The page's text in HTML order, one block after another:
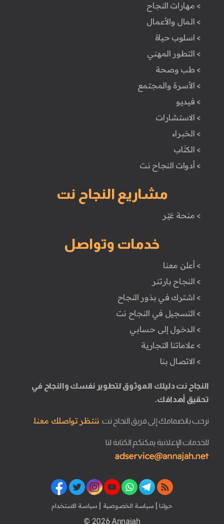
> مهارات النجاح
> المال والأعمال
> اسلوب حياة
> التطور المهني
> طب وصحة
> الأسرة والمجتمع
> فيديو
> الاستشارات
> الخبراء
> الكتَاب
> أدوات النجاح نت
مشاريع النجاح نت
> منحة غيّر
خدمات وتواصل
> أعلن معنا
> النجاح بارتنر
> اشترك في بذور النجاح
> التسجيل في النجاح نت
> الدخول إلى حسابي
> علاماتنا التجارية
> الاتصال بنا
النجاح نت دليلك الموثوق لتطوير نفسك والنجاح في
تحقيق أهدافك.
نرحب بانضمامك إلى فريق النجاح نت. ننتظر تواصلك معنا.
للخدمات الإعلانية يمكنكم الكتابة لنا
حولنا | سياسة الخصوصية | سياسة الاستخدام
© 2026 Annajah